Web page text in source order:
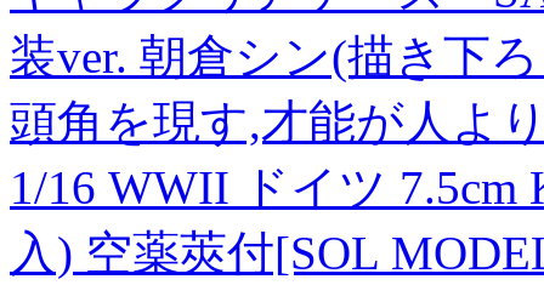
装ver. 朝倉シン(描き下
頭角を現す,才能が人よ
1/16 WWII ドイツ 7.5cm
入) 空薬莢付[SOL